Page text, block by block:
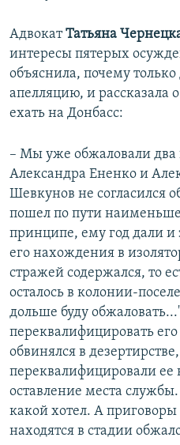
АдвокатТатьяна
интересы пятерых
объяснила, почему
апелляцию, и
ехать на Донбасс:
– Мы уже обжаловали два
Александра Ененко и
Шевкунов не согласился
пошел по пути
принципе, ему год дали и
его нахождения в
стражей содержался, то
осталось в колонии-
дольше буду
переквалифицировать
обвинялся в
переквалифицировали ее
оставление места службы.
какой хотел. А
находятся в стадии